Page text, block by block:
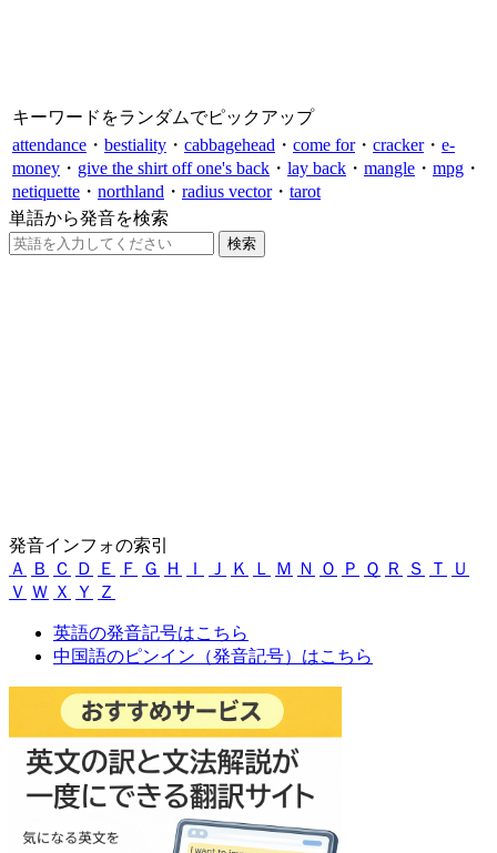
キーワードをランダムでピックアップ
attendance ・ bestiality ・ cabbagehead ・ come for・ cracker・ e-
money ・ give the shirt off one's back ・ lay back ・ mangle ・ mpg ・
netiquette ・ northland ・ radius vector・ tarot
単語から発音を検索
発音インフォの索引
Ａ
Ｂ Ｃ Ｄ Ｅ Ｆ Ｇ Ｈ Ｉ Ｊ Ｋ Ｌ Ｍ Ｎ Ｏ Ｐ Ｑ Ｒ Ｓ Ｔ
Ｕ
Ｖ Ｗ Ｘ Ｙ Ｚ
英語の発音記号はこちら
中国語のピンイン（発音記号）はこちら